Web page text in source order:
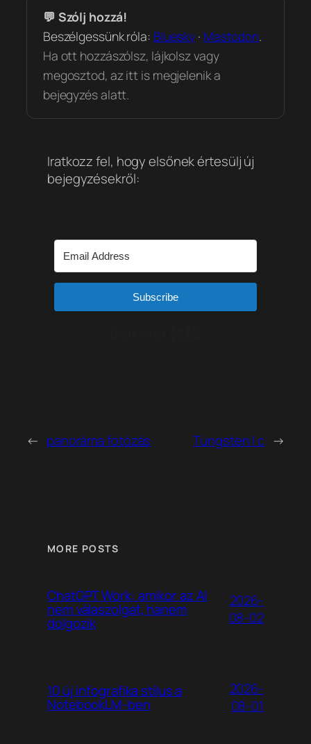
💬 Szólj hozzá!
Beszélgessünk róla: Bluesky · Mastodon.
Ha ott hozzászólsz, lájkolsz vagy
megosztod, az itt is megjelenik a
bejegyzés alatt.
Iratkozz fel, hogy elsőnek értesülj új
bejegyzésekről:
Subscribe
← panoráma fotózás Tungsten | c →
MORE POSTS
ChatGPT Work: amikor az AI
nem válaszolgat, hanem
dolgozik
2026-
08-02
10 új infografika stílus a
NotebookLM-ben
2026-
08-01